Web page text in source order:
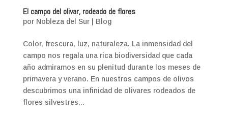
El campo del olivar, rodeado de flores
por Nobleza del Sur| Blog
Color, frescura, luz, naturaleza. La inmensidad del
campo nos regala una rica biodiversidad que cada
año admiramos en su plenitud durante los meses de
primavera y verano. En nuestros campos de olivos
descubrimos una infinidad de olivares rodeados de
flores silvestres...